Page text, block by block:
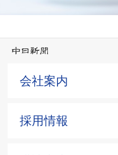
会社案内
採用情報